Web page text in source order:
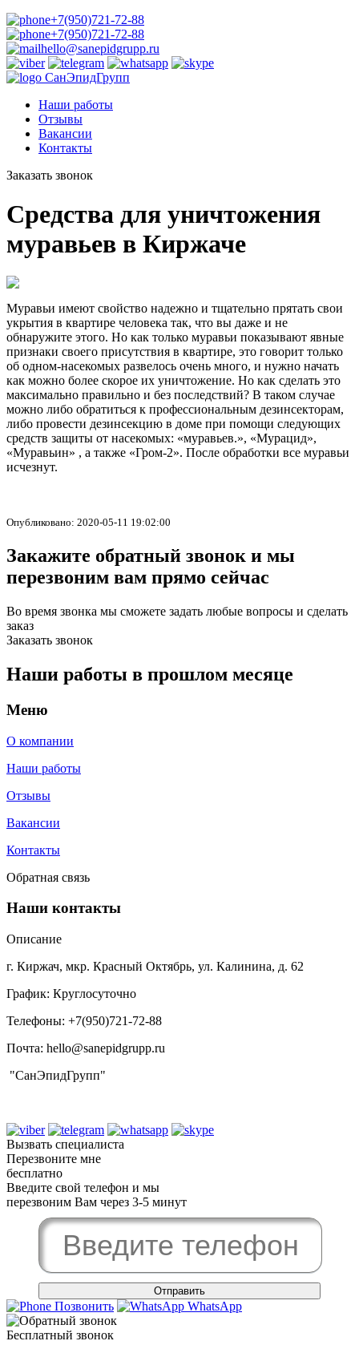
+7(950)721-72-88
+7(950)721-72-88‬
hello@sanepidgrupp.ru
СанЭпидГрупп
Наши работы
Отзывы
Вакансии
Контакты
Заказать звонок
Средства для уничтожения
муравьев в Киржаче
Муравьи имеют свойство надежно и тщательно прятать свои
укрытия в квартире человека так, что вы даже и не
обнаружите этого. Но как только муравьи показывают явные
признаки своего присутствия в квартире, это говорит только
об одном-насекомых развелось очень много, и нужно начать
как можно более скорое их уничтожение. Но как сделать это
максимально правильно и без последствий? В таком случае
можно либо обратиться к профессиональным дезинсекторам,
либо провести дезинсекцию в доме при помощи следующих
средств защиты от насекомых: «муравьев.», «Мурацид»,
«Муравьин» , а также «Гром-2». После обработки все муравьи
исчезнут.
Опубликовано: 2020-05-11 19:02:00
Закажите обратный звонок и мы
перезвоним вам прямо сейчас
Во время звонка мы сможете задать любые вопросы и сделать
заказ
Заказать звонок
Наши работы в прошлом месяце
Меню
О компании
Наши работы
Отзывы
Вакансии
Контакты
Обратная связь
Наши контакты
Описание
г. Киржач, мкр. Красный Октябрь, ул. Калинина, д. 62
График: Круглосуточно
Телефоны: +7(950)721-72-88‬
Почта: hello@sanepidgrupp.ru
"СанЭпидГрупп"
Вызвать специалиста
Перезвоните мне
бесплатно
Введите свой телефон и мы
перезвоним Вам через 3-5 минут
Позвонить WhatsApp
Бесплатный звонок